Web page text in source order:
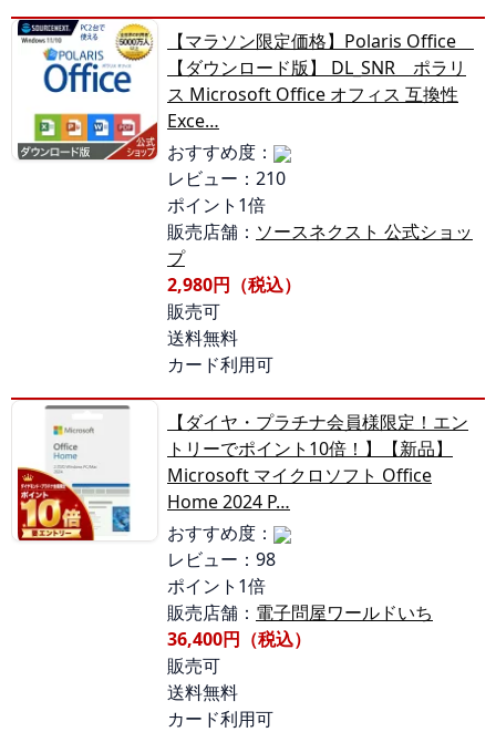
【マラソン限定価格】Polaris Office
【ダウンロード版】 DL_SNR ポラリ
ス Microsoft Office オフィス 互換性
Exce…
おすすめ度：
レビュー：210
ポイント1倍
販売店舗： ソースネクスト 公式ショッ
プ
2,980円（税込）
販売可
送料無料
カード利用可
【ダイヤ・プラチナ会員様限定！エン
トリーでポイント10倍！】【新品】
Microsoft マイクロソフト Office
Home 2024 P…
おすすめ度：
レビュー：98
ポイント1倍
販売店舗： 電子問屋ワールドいち
36,400円（税込）
販売可
送料無料
カード利用可